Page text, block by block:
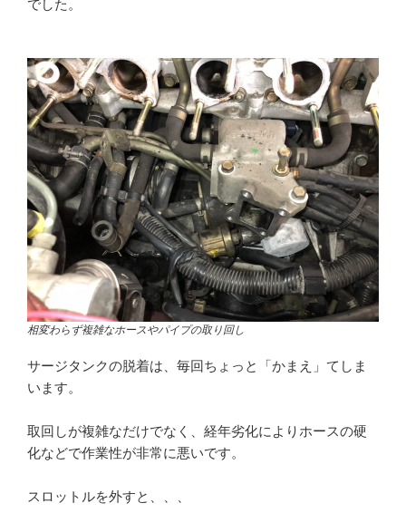
でした。
相変わらず複雑なホースやパイプの取り回し
サージタンクの脱着は、毎回ちょっと「かまえ」てしま
います。
取回しが複雑なだけでなく、経年劣化によりホースの硬
化などで作業性が非常に悪いです。
スロットルを外すと、、、